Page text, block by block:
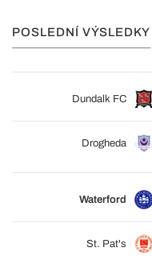
POSLEDNÍ VÝSLEDKY
Dundalk FC
Drogheda
Waterford
St. Pat's